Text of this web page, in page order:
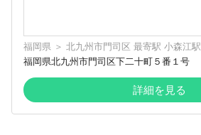
福岡県 ＞ 北九州市門司区 最寄駅 小森江駅
福岡県北九州市門司区下二十町５番１号
詳細を見る